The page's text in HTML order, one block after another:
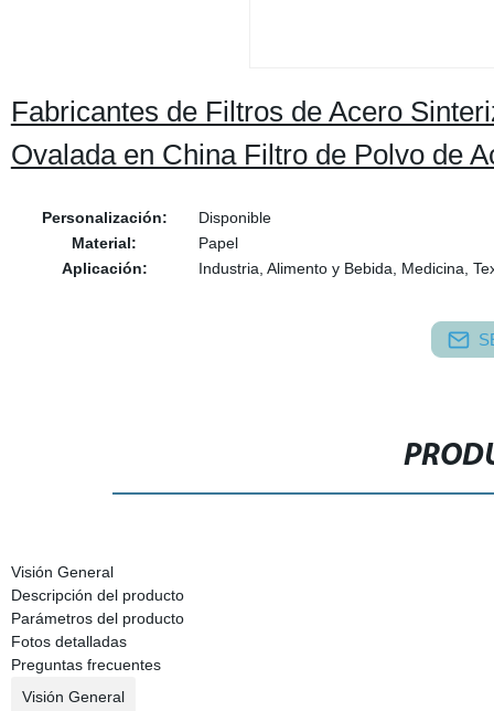
Fabricantes de Filtros de Acero
Ovalada en China Filtro de Polvo de
Personalización:
Disponible
Material:
Papel
Aplicación:
Industria, Alimento y Bebida, Medicina,
Visión General
Descripción del producto
Parámetros del producto
Fotos detalladas
Preguntas frecuentes
Visión General